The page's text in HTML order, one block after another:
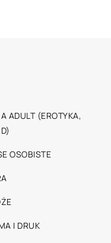
ADULT (EROTYKA,
OSOBISTE
I DRUK